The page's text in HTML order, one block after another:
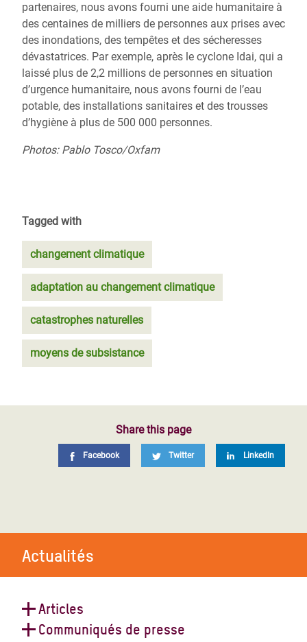
partenaires, nous avons fourni une aide humanitaire à
des centaines de milliers de personnes aux prises avec
des inondations, des tempêtes et des sécheresses
dévastatrices. Par exemple, après le cyclone Idai, qui a
laissé plus de 2,2 millions de personnes en situation
d’urgence humanitaire, nous avons fourni de l’eau
potable, des installations sanitaires et des trousses
d’hygiène à plus de 500 000 personnes.
Photos: Pablo Tosco/Oxfam
Tagged with
changement climatique
adaptation au changement climatique
catastrophes naturelles
moyens de subsistance
Share this page
Facebook Twitter LinkedIn
Actualités
Articles
Communiqués de presse